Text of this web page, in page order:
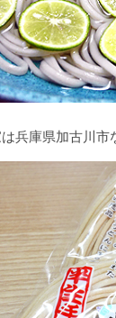
兵庫県加古川市